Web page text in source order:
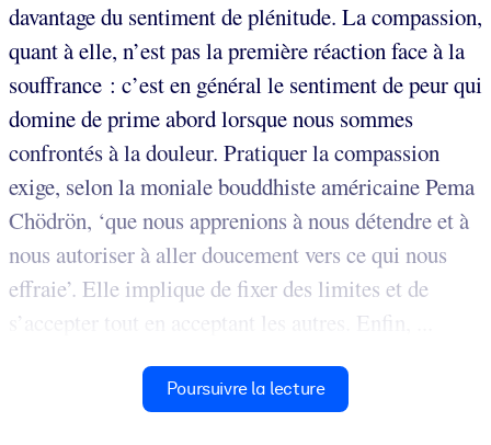
davantage du sentiment de plénitude. La compassion,
quant à elle, n’est pas la première réaction face à la
souffrance : c’est en général le sentiment de peur qui
domine de prime abord lorsque nous sommes
confrontés à la douleur. Pratiquer la compassion
exige, selon la moniale bouddhiste américaine Pema
Chödrön, ‘que nous apprenions à nous détendre et à
nous autoriser à aller doucement vers ce qui nous
effraie’. Elle implique de fixer des limites et de
s’accepter tout en acceptant les autres. Enfin, ...
Poursuivre la lecture